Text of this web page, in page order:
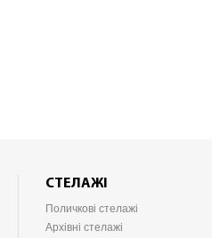
СТЕЛАЖІ
Поличкові стелажі
Архівні стелажі